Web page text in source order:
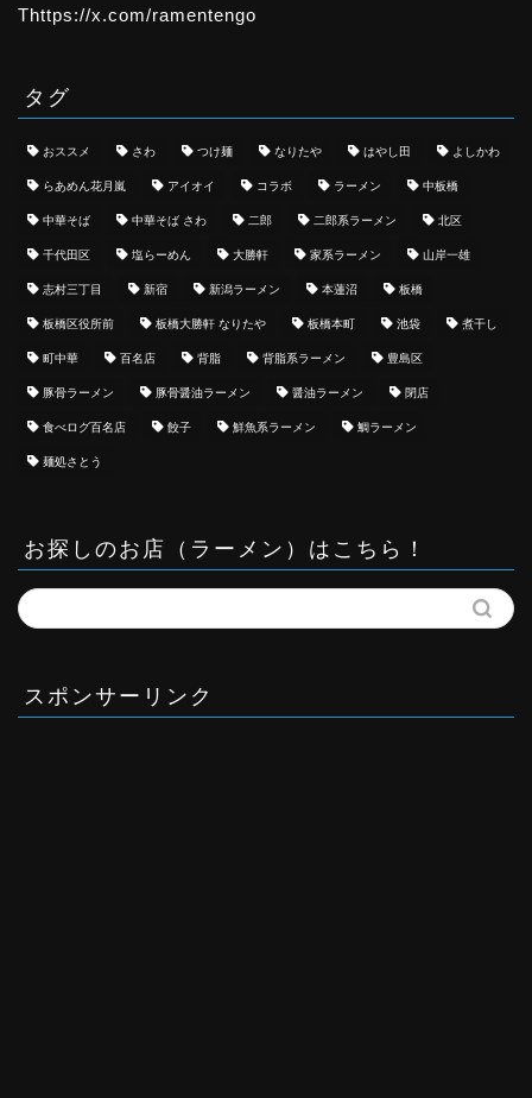
Thttps://x.com/ramentengo
タグ
おススメ さわ つけ麺 なりたや はやし田 よしかわ
らあめん花月嵐 アイオイ コラボ ラーメン 中板橋
中華そば 中華そば さわ 二郎 二郎系ラーメン 北区
千代田区 塩らーめん 大勝軒 家系ラーメン 山岸一雄
志村三丁目 新宿 新潟ラーメン 本蓮沼 板橋
板橋区役所前 板橋大勝軒 なりたや 板橋本町 池袋 煮干し
町中華 百名店 背脂 背脂系ラーメン 豊島区
豚骨ラーメン 豚骨醤油ラーメン 醤油ラーメン 閉店
食べログ百名店 餃子 鮮魚系ラーメン 鯛ラーメン
麺処さとう
お探しのお店（ラーメン）はこちら！
スポンサーリンク